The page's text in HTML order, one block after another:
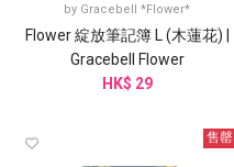
by Gracebell *Flower*
Flower 綻放筆記簿 L (木蓮花) |
Gracebell Flower
HK$ 29
售罄